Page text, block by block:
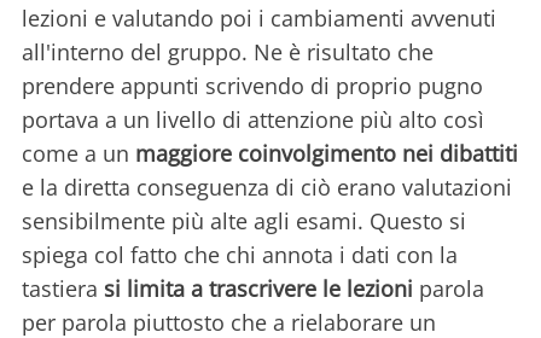
lezioni e valutando poi i cambiamenti avvenuti
all'interno del gruppo. Ne è risultato che
prendere appunti scrivendo di proprio pugno
portava a un livello di attenzione più alto così
come a un maggiore coinvolgimento nei dibattiti
e la diretta conseguenza di ciò erano valutazioni
sensibilmente più alte agli esami. Questo si
spiega col fatto che chi annota i dati con la
tastiera si limita a trascrivere le lezioni parola
per parola piuttosto che a rielaborare un